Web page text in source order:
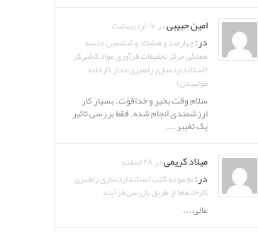
امین حبیبیدر ۰۷ اردیبهشت
در:چهارصد و هشتاد و ششمین جلسه
هفتگی مرکز تحقیقات فرآوری مواد کاشی‌گر
(استانداردسازی راهبری مدار کارخانه
مولیبدن)
سلام وقت بخیر و خداقوّت. بسیار کار
ارزشمندی انجام شده. فقط بررسی تاثیر
یک تغییر ...
میلاد کریمیدر ۲۸ اسفند
در:مجموعه کتب استانداردسازی راهبری
کارخانه‌ها از طریق بازرسی فرآیند
عالی ...